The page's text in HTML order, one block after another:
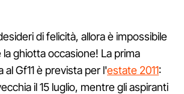
di felicità, allora è impossibile
la ghiotta occasione! La prima
Gf11 è prevista per l'estate 2011:
il 15 luglio, mentre gli aspiranti